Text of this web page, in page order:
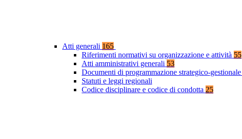
Atti generali 165
Riferimenti normativi su organizzazione e attività 55
Atti amministrativi generali 53
Documenti di programmazione strategico-gestionale
Statuti e leggi regionali
Codice disciplinare e codice di condotta 25